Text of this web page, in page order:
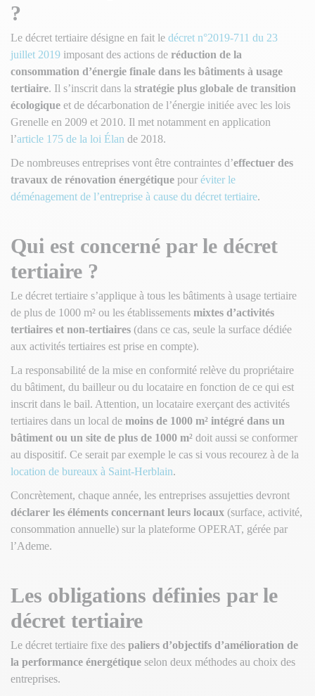
?
Le décret tertiaire désigne en fait le décret n°2019-711 du 23
juillet 2019 imposant des actions de réduction de la
consommation d’énergie finale dans les bâtiments à usage
tertiaire. Il s’inscrit dans la stratégie plus globale de transition
écologique et de décarbonation de l’énergie initiée avec les lois
Grenelle en 2009 et 2010. Il met notamment en application
l’article 175 de la loi Élan de 2018.
De nombreuses entreprises vont être contraintes d’effectuer des
travaux de rénovation énergétique pour éviter le
déménagement de l’entreprise à cause du décret tertiaire.
Qui est concerné par le décret
tertiaire ?
Le décret tertiaire s’applique à tous les bâtiments à usage tertiaire
de plus de 1000 m² ou les établissements mixtes d’activités
tertiaires et non-tertiaires (dans ce cas, seule la surface dédiée
aux activités tertiaires est prise en compte).
La responsabilité de la mise en conformité relève du propriétaire
du bâtiment, du bailleur ou du locataire en fonction de ce qui est
inscrit dans le bail. Attention, un locataire exerçant des activités
tertiaires dans un local de moins de 1000 m² intégré dans un
bâtiment ou un site de plus de 1000 m² doit aussi se conformer
au dispositif. Ce serait par exemple le cas si vous recourez à de la
location de bureaux à Saint-Herblain.
Concrètement, chaque année, les entreprises assujetties devront
déclarer les éléments concernant leurs locaux (surface, activité,
consommation annuelle) sur la plateforme OPERAT, gérée par
l’Ademe.
Les obligations définies par le
décret tertiaire
Le décret tertiaire fixe des paliers d’objectifs d’amélioration de
la performance énergétique selon deux méthodes au choix des
entreprises.